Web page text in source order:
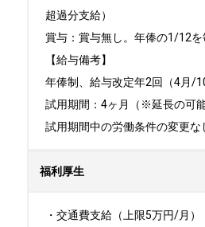
超過分支給）
賞与：賞与無し。年俸の1/12
【給与備考】
年俸制、給与改定年2回（4月/
試用期間：4ヶ月（※延長の可能
試用期間中の労働条件の変更な
福利厚生
・交通費支給（上限5万円/月）